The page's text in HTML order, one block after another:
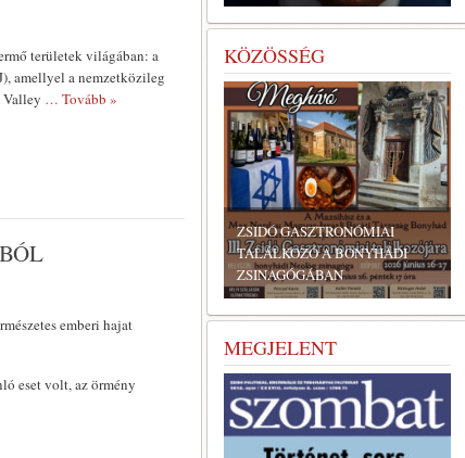
területek világában: a
amellyel a nemzetközileg
Valley … Tovább »
emberi hajat
eset volt, az örmény
KÖZÖSSÉG
ZSIDÓ GASZTRONÓMIAI
TALÁLKOZÓ A BONYHÁDI
ZSINAGÓGÁBAN
MEGJELENT